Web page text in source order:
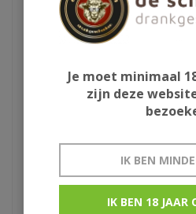
Je moet minimaal
zijn deze
IK BEN
IK BEN 18 JAAR